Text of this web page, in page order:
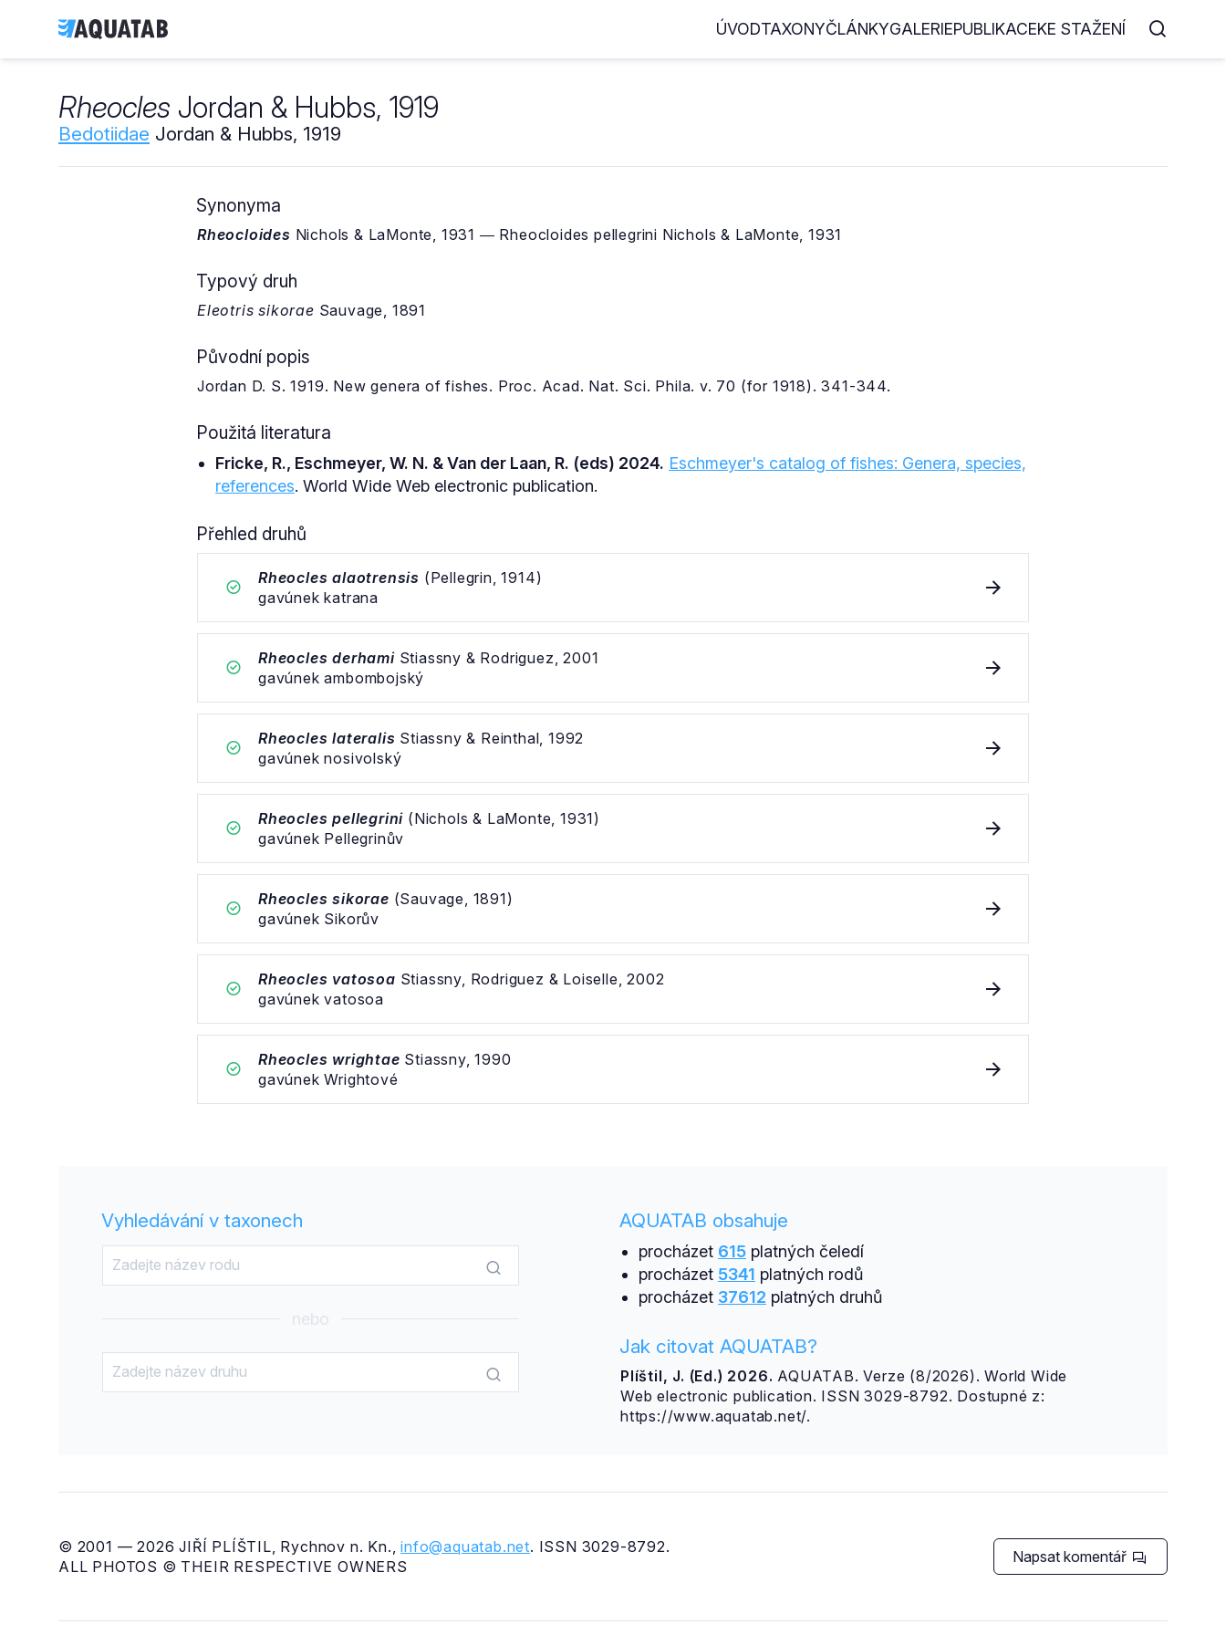
ÚVODTAXONYČLÁNKYGALERIEPUBLIKACEKE STAŽENÍ
Rheocles Jordan & Hubbs, 1919
Bedotiidae Jordan & Hubbs, 1919
Synonyma
Rheocloides Nichols & LaMonte, 1931 ― Rheocloides pellegrini Nichols & LaMonte, 1931
Typový druh
Eleotris sikorae Sauvage, 1891
Původní popis
Jordan D. S. 1919. New genera of fishes. Proc. Acad. Nat. Sci. Phila. v. 70 (for 1918). 341-344.
Použitá literatura
Fricke, R., Eschmeyer, W. N. & Van der Laan, R. (eds) 2024. Eschmeyer's catalog of fishes: Genera, species,
references. World Wide Web electronic publication.
Přehled druhů
Rheocles alaotrensis (Pellegrin, 1914)
gavúnek katrana
Rheocles derhamiStiassny & Rodriguez, 2001
gavúnek ambombojský
Rheocles lateralis Stiassny & Reinthal, 1992
gavúnek nosivolský
Rheocles pellegrini (Nichols & LaMonte, 1931)
gavúnek Pellegrinův
Rheocles sikorae (Sauvage, 1891)
gavúnek Sikorův
Rheocles vatosoa Stiassny, Rodriguez & Loiselle, 2002
gavúnek vatosoa
Rheocles wrightae Stiassny, 1990
gavúnek Wrightové
Vyhledávání v taxonech
nebo
AQUATAB obsahuje
procházet 615platných čeledí
procházet 5341 platných rodů
procházet 37612 platných druhů
Jak citovat AQUATAB?
Plíštil, J. (Ed.) 2026. AQUATAB. Verze (8/2026). World Wide
Web electronic publication. ISSN 3029-8792. Dostupné z:
https://www.aquatab.net/.
© 2001 — 2026 JIŘÍ PLÍŠTIL, Rychnov n. Kn.,info@aquatab.net. ISSN 3029-8792.
ALL PHOTOS © THEIR RESPECTIVE OWNERS
Napsat komentář